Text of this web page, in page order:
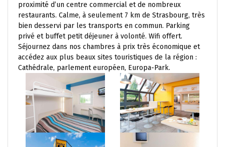
proximité d’un centre commercial et de nombreux
restaurants. Calme, à seulement 7 km de Strasbourg, très
bien desservi par les transports en commun. Parking
privé et buffet petit déjeuner à volonté. Wifi offert.
Séjournez dans nos chambres à prix très économique et
accédez aux plus beaux sites touristiques de la région :
Cathédrale, parlement européen, Europa-Park.